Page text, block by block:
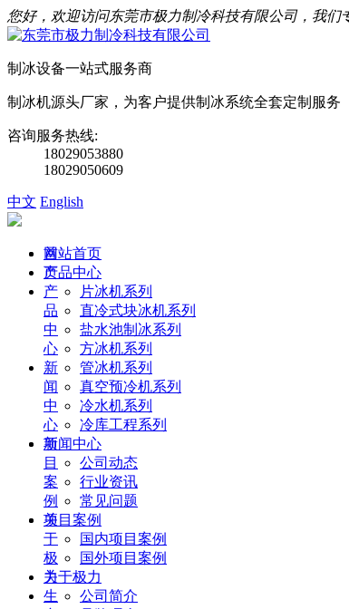
您好，欢迎访问东莞市极力制冷科技有限公司，我们
制冰设备一站式服务商
制冰机源头厂家，为客户提供制冰系统全套定制服务
咨询服务热线:
18029053880
18029050609
中文 English
首
页
产
品
中
心
新
闻
中
心
项
目
案
例
关
于
极
力
生
网站首页
产品中心
片冰机系列
直冷式块冰机系列
盐水池制冰系列
方冰机系列
管冰机系列
真空预冷机系列
冷水机系列
冷库工程系列
新闻中心
公司动态
行业资讯
常见问题
项目案例
国内项目案例
国外项目案例
关于极力
公司简介